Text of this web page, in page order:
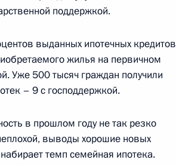
пострадавших
поддержкой.
выданных ипотечных кредитов
жилья на первичном
Уже 500 тысяч граждан получили
– 9 с господдержкой.
в прошлом году не так резко
выводы хорошие новых
темп семейная ипотека.